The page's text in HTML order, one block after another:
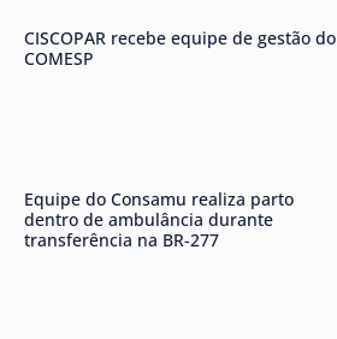
CISCOPAR recebe equipe de gestão do
COMESP
Equipe do Consamu realiza parto
dentro de ambulância durante
transferência na BR-277